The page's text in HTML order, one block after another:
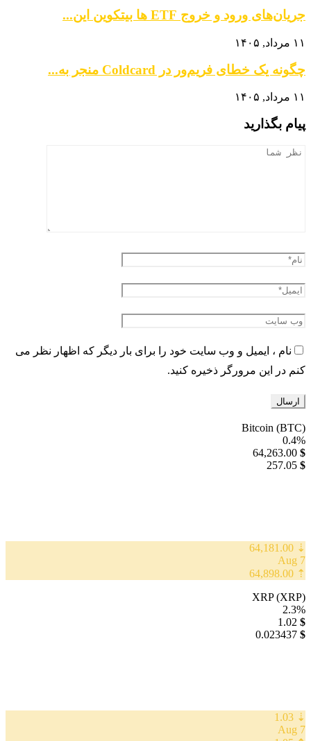
جریان‌های ورود و خروج ETF ها بیتکوین این...
۱۱ مرداد, ۱۴۰۵
چگونه یک خطای فریم‌ور در Coldcard منجر به...
۱۱ مرداد, ۱۴۰۵
پیام بگذارید
نام ، ایمیل و وب سایت خود را برای بار دیگر که اظهار نظر می
کنم در این مرورگر ذخیره کنید.
Bitcoin (BTC)
0.4%
$
64,263.00
$
257.05
⇣ 64,181.00
7 Aug
⇡ 64,898.00
XRP (XRP)
2.3%
$
1.02
$
0.023437
⇣ 1.03
7 Aug